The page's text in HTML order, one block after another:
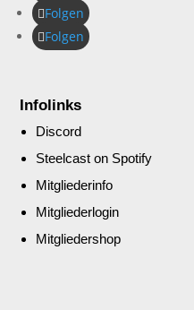
Folgen
Folgen
Infolinks
Discord
Steelcast on Spotify
Mitgliederinfo
Mitgliederlogin
Mitgliedershop